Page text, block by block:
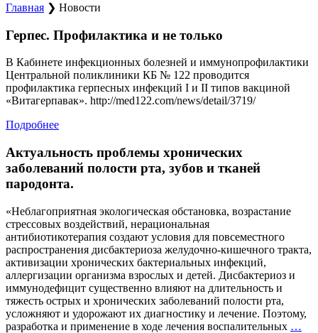
Главная ❯ Новости
Герпес. Профилактика и не только
В Кабинете инфекционных болезней и иммунопрофилактики
Центральной поликлиники КБ № 122 проводится
профилактика герпесных инфекций I и II типов вакциной
«Витагерпавак». http://med122.com/news/detail/3719/
Подробнее
Актуальность проблемы хронических
заболеваний полости рта, зубов и тканей
пародонта.
«Неблагоприятная экологическая обстановка, возрастание
стрессовых воздействий, нерациональная
антибиотикотерапия создают условия для повсеместного
распространения дисбактериоза желудочно-кишечного тракта,
активизации хронических бактериальных инфекций,
аллергизации организма взрослых и детей. Дисбактериоз и
иммунодефицит существенно влияют на длительность и
тяжесть острых и хронических заболеваний полости рта,
усложняют и удорожают их диагностику и лечение. Поэтому,
разработка и применение в ходе лечения воспалительных …